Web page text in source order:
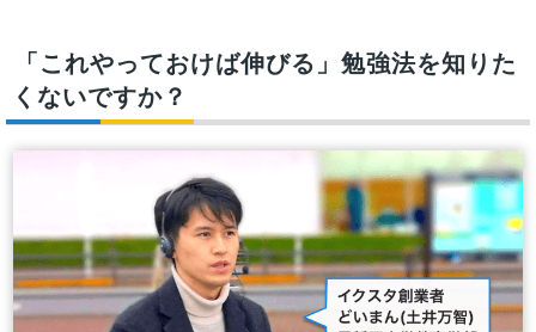
「これやっておけば伸びる」勉強法を知りた
くないですか？